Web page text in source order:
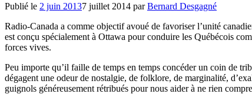
Publié le 2 juin 20137 juillet 2014 parBernard Desgagné
Radio-Canada a comme objectif avoué de favoriser l’unité
est conçu spécialement à Ottawa pour conduire les Québécois
forces vives.
Peu importe qu’il faille de temps en temps concéder un coin de
dégagent une odeur de nostalgie, de folklore, de marginalité,
guignols généreusement rétribués pour nous aider à ne rien